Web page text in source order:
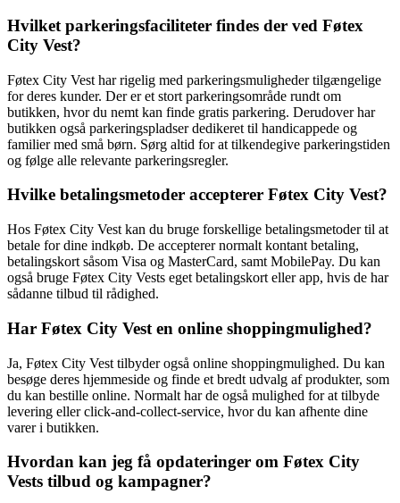
Hvilket parkeringsfaciliteter findes der ved Føtex
City Vest?
Føtex City Vest har rigelig med parkeringsmuligheder tilgængelige
for deres kunder. Der er et stort parkeringsområde rundt om
butikken, hvor du nemt kan finde gratis parkering. Derudover har
butikken også parkeringspladser dedikeret til handicappede og
familier med små børn. Sørg altid for at tilkendegive parkeringstiden
og følge alle relevante parkeringsregler.
Hvilke betalingsmetoder accepterer Føtex City Vest?
Hos Føtex City Vest kan du bruge forskellige betalingsmetoder til at
betale for dine indkøb. De accepterer normalt kontant betaling,
betalingskort såsom Visa og MasterCard, samt MobilePay. Du kan
også bruge Føtex City Vests eget betalingskort eller app, hvis de har
sådanne tilbud til rådighed.
Har Føtex City Vest en online shoppingmulighed?
Ja, Føtex City Vest tilbyder også online shoppingmulighed. Du kan
besøge deres hjemmeside og finde et bredt udvalg af produkter, som
du kan bestille online. Normalt har de også mulighed for at tilbyde
levering eller click-and-collect-service, hvor du kan afhente dine
varer i butikken.
Hvordan kan jeg få opdateringer om Føtex City
Vests tilbud og kampagner?